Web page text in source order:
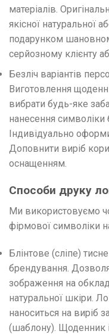
матеріалів.
якісної натуральної
подарунком
серйозному клієнту
Безліч варіантів
Виготовлення
вибрати будь-яке
нанесення
Індивідуально
Доповнити виріб
оснащенням.
Способи друку
Ми використовуємо
фірмової символіки
Блінтове (сліпе)
брендування.
зображення на
натуральної шкіри.
наноситься на виріб
(шаблону). Щоденник